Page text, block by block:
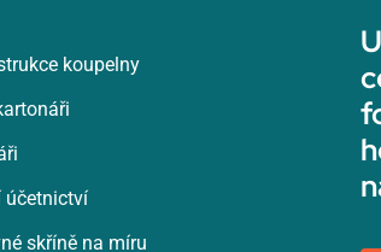
koupelny
účetnictví
skříně na míru